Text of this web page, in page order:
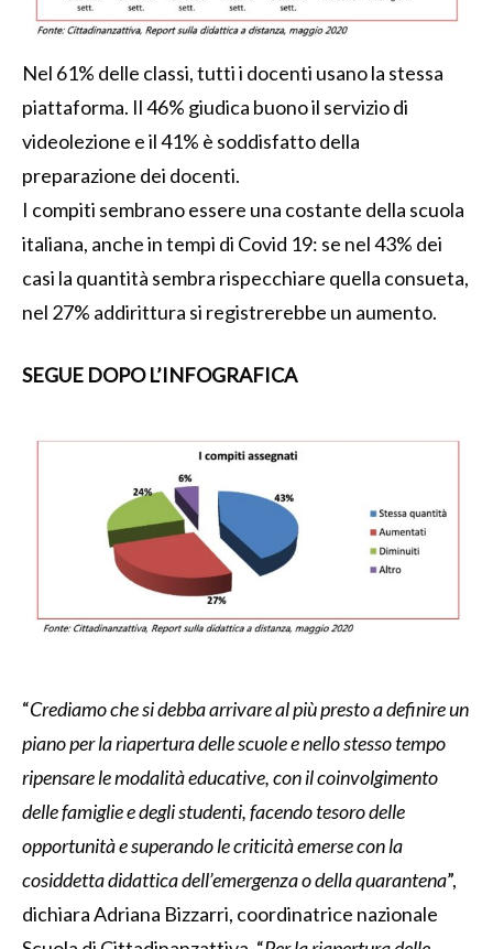
Nel 61% delle classi, tutti i docenti usano la stessa
piattaforma. Il 46% giudica buono il servizio di
videolezione e il 41% è soddisfatto della
preparazione dei docenti.
I compiti sembrano essere una costante della scuola
italiana, anche in tempi di Covid 19: se nel 43% dei
casi la quantità sembra rispecchiare quella consueta,
nel 27% addirittura si registrerebbe un aumento.
SEGUE DOPO L’INFOGRAFICA
“Crediamo che si debba arrivare al più presto a definire un
piano per la riapertura delle scuole e nello stesso tempo
ripensare le modalità educative, con il coinvolgimento
delle famiglie e degli studenti, facendo tesoro delle
opportunità e superando le criticità emerse con la
cosiddetta didattica dell’emergenza o della quarantena”,
dichiara Adriana Bizzarri, coordinatrice nazionale